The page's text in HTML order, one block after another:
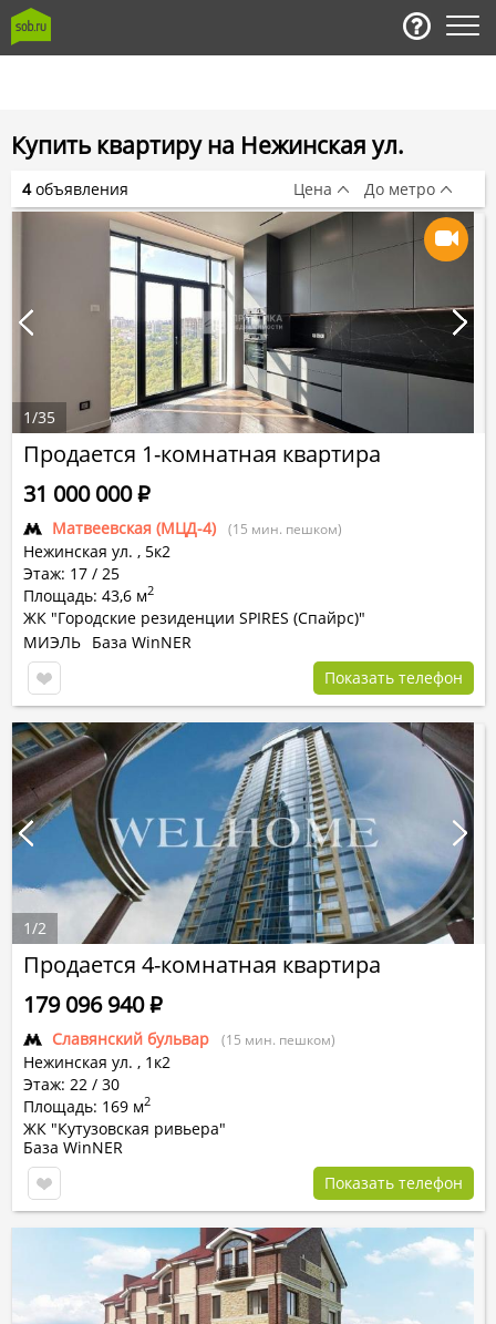
Купить квартиру на Нежинская ул.
Продается 1-комнатная квартира
Матвеевская (МЦД-4) (15 мин. пешком)
Нежинская ул. , 5к2
Этаж: 17 / 25
Площадь: 43,6 м2
ЖК "Городские резиденции SPIRES (Спайрс)"
31 000 000Р
МИЭЛЬ База WinNER
Показать телефон
1/35
Продается 4-комнатная квартира
Славянский бульвар (15 мин. пешком)
Нежинская ул. , 1к2
Этаж: 22 / 30
Площадь: 169 м2
ЖК "Кутузовская ривьера"
179 096 940Р
База WinNER
Показать телефон
1/2
4объявления Цена До метро